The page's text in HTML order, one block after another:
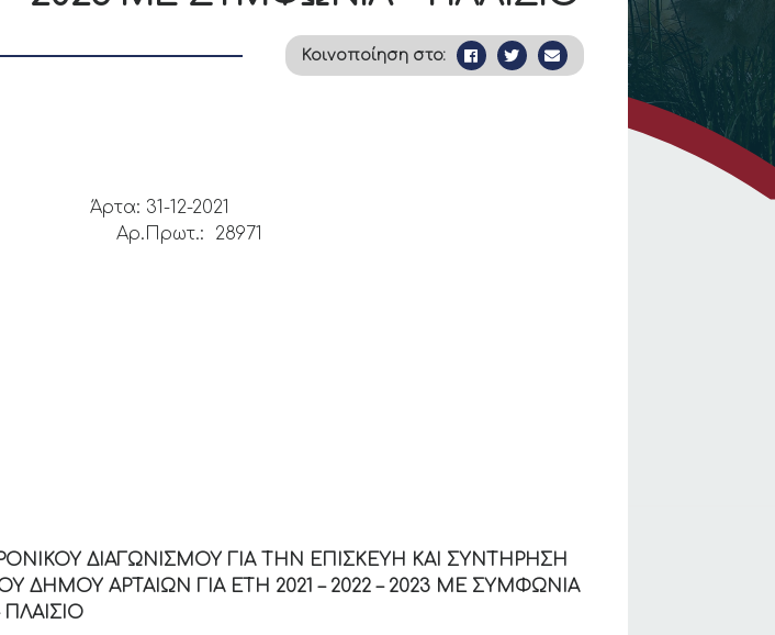
Κοινοποίηση στο:
2021
Αρ.Πρωτ.: 28971
ΔΙΑΓΩΝΙΣΜΟΥ ΓΙΑ ΤΗΝ ΕΠΙΣΚΕΥΗ ΚΑΙ ΣΥΝΤΗΡΗΣΗ
ΑΡΤΑΙΩΝ ΓΙΑ ΕΤΗ 2021 – 2022 – 2023 ΜΕ ΣΥΜΦΩΝΙΑ
ΠΛΑΙΣΙΟ